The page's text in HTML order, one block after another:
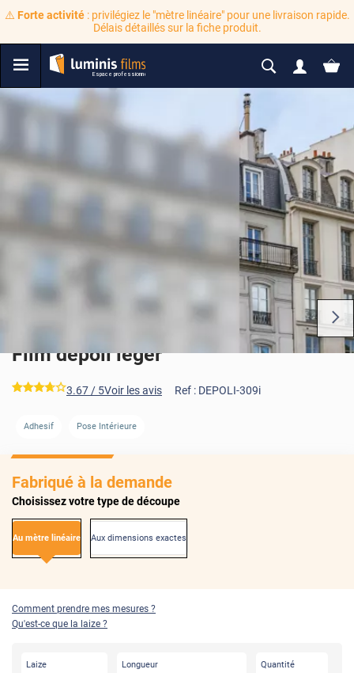
⚠️ Forte activité: privilégiez le "mètre linéaire" pour une livraison rapide.
Délais détaillés sur la fiche produit.
Film dépoli léger
*****3.67 / 5Voir les avis Ref : DEPOLI-309i
Adhesif Pose Intérieure
Fabriqué à la demande
Choisissez votre type de découpe
Au mètre linéaire Aux dimensions exactes
Comment prendre mes mesures ?
Qu'est-ce que la laize ?
Laize Longueur Quantité